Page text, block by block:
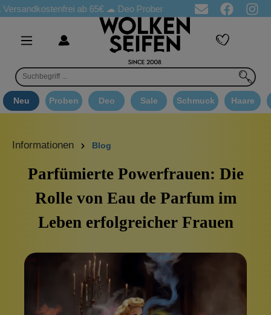
ab 65€☁ Deo Proben in jeder Bestellung ☁
Neu Proben Deo Sale Schmuck Haare
Informationen Blog
Parfümierte Powerfrauen: Die
Rolle von Eau de Parfum im
Leben erfolgreicher Frauen